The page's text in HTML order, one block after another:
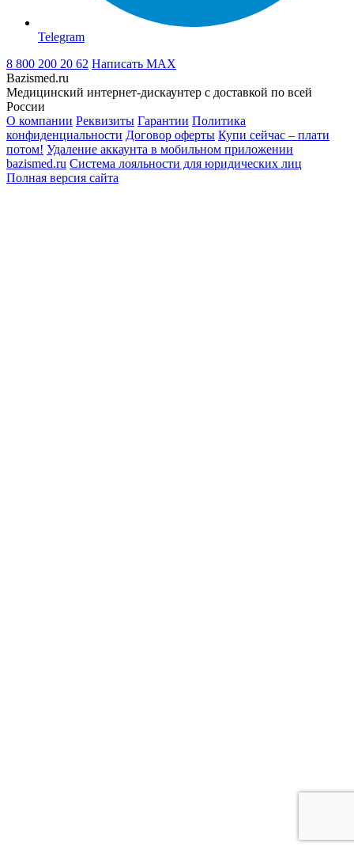
Telegram
8 800 200 20 62 Написать MAX
Bazismed.ru
Медицинский интернет-дискаунтер с доставкой по всей
России
О компании Реквизиты Гарантии Политика
конфиденциальности Договор оферты Купи сейчас – плати
потом! Удаление аккаунта в мобильном приложении
bazismed.ru Система лояльности для юридических лиц
Полная версия сайта